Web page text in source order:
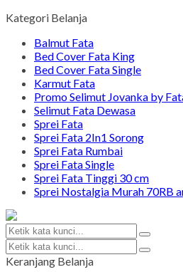
Kategori Belanja
Balmut Fata
Bed Cover Fata King
Bed Cover Fata Single
Karmut Fata
Promo Selimut Jovanka by
Selimut Fata Dewasa
Sprei Fata
Sprei Fata 2In1 Sorong
Sprei Fata Rumbai
Sprei Fata Single
Sprei Fata Tinggi 30 cm
Sprei Nostalgia Murah 70RB
Keranjang Belanja